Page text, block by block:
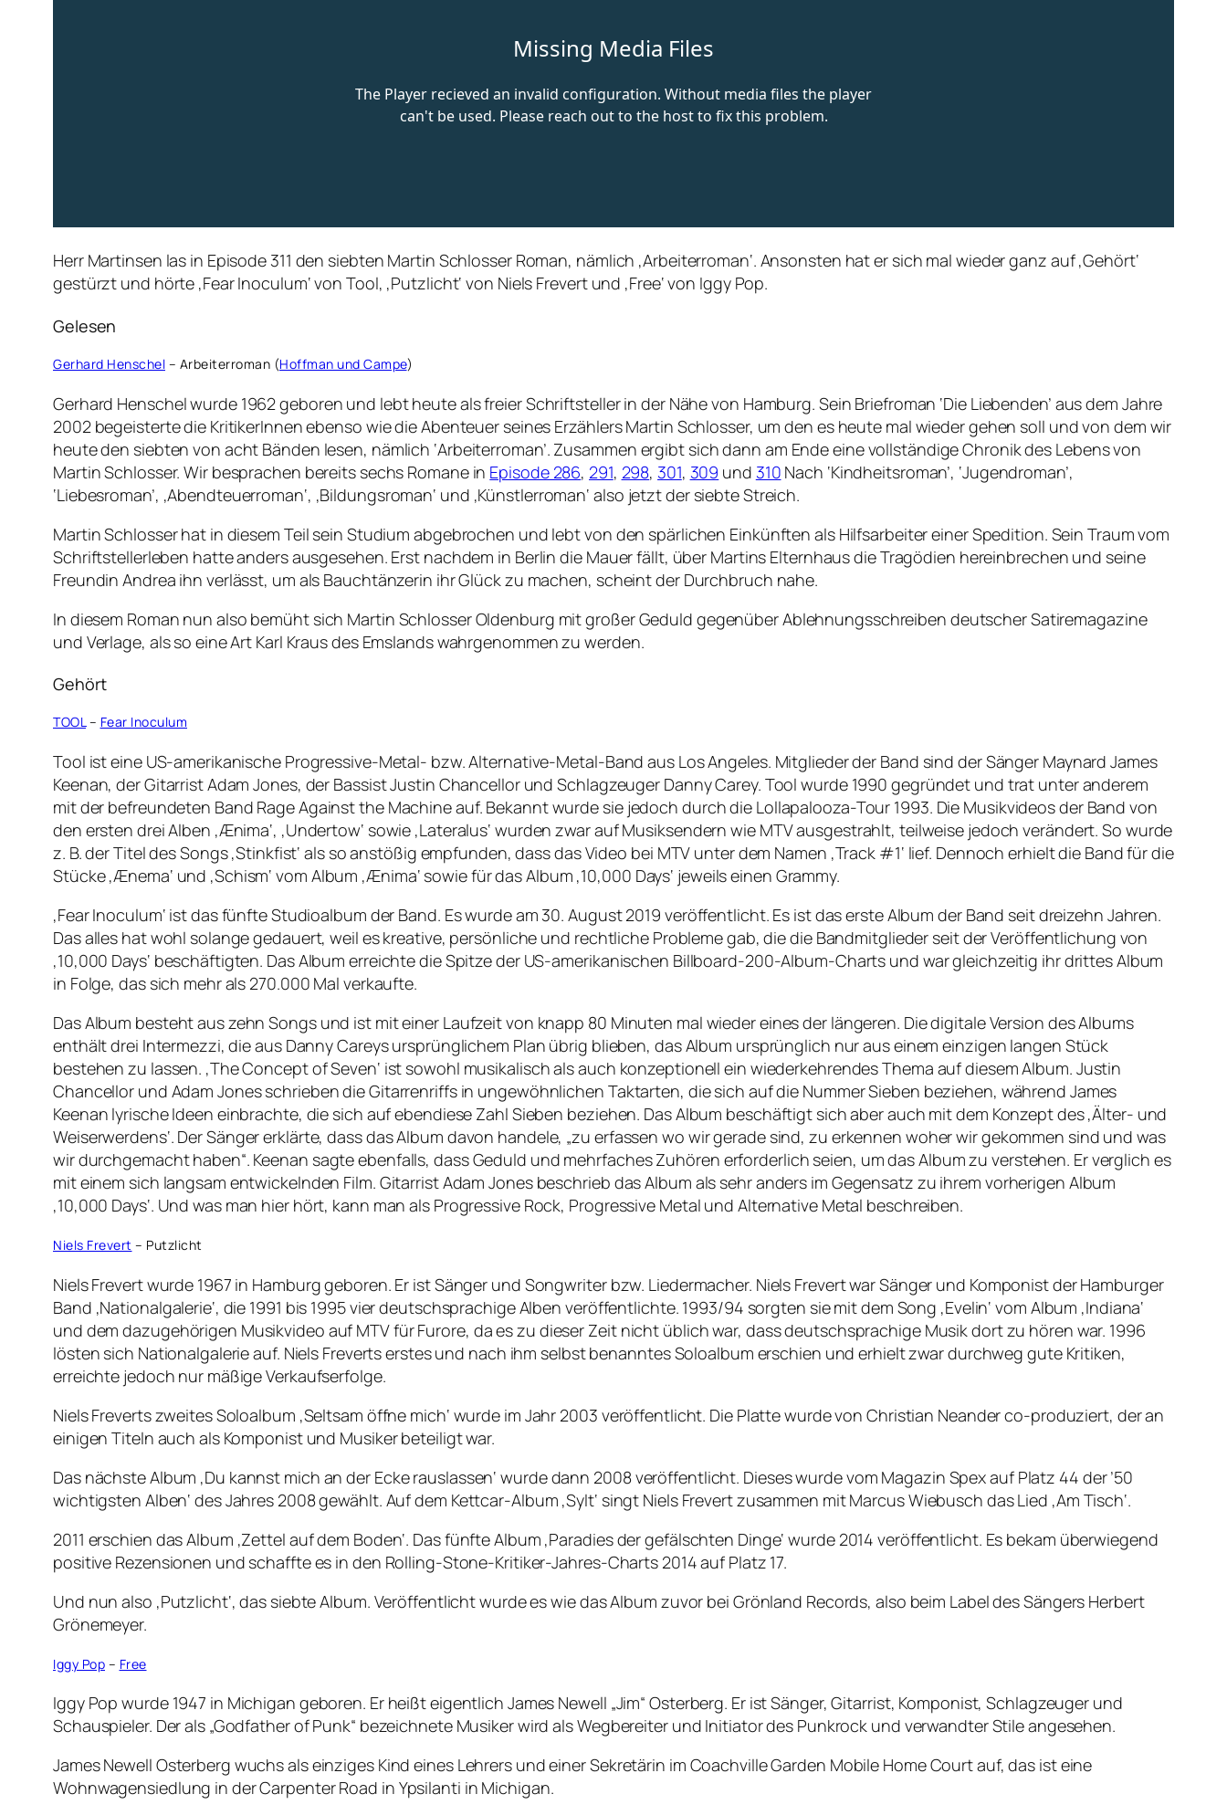
Herr Martinsen las in Episode 311 den siebten Martin Schlosser Roman, nämlich ‚Arbeiterroman‘. Ansonsten hat er sich mal wieder ganz auf ‚Gehört‘
gestürzt und hörte ‚Fear Inoculum‘ von Tool, ‚Putzlicht‘ von Niels Frevert und ‚Free‘ von Iggy Pop.
Gelesen
Gerhard Henschel – Arbeiterroman (Hoffman und Campe)
Gerhard Henschel wurde 1962 geboren und lebt heute als freier Schriftsteller in der Nähe von Hamburg. Sein Briefroman ‘Die Liebenden’ aus dem Jahre
2002 begeisterte die KritikerInnen ebenso wie die Abenteuer seines Erzählers Martin Schlosser, um den es heute mal wieder gehen soll und von dem wir
heute den siebten von acht Bänden lesen, nämlich ‘Arbeiterroman’. Zusammen ergibt sich dann am Ende eine vollständige Chronik des Lebens von
Martin Schlosser. Wir besprachen bereits sechs Romane in Episode 286, 291, 298,301, 309 und 310 Nach ‘Kindheitsroman’, ‘Jugendroman’,
‘Liebesroman’, ‚Abendteuerroman‘, ‚Bildungsroman‘ und ‚Künstlerroman‘ also jetzt der siebte Streich.
Martin Schlosser hat in diesem Teil sein Studium abgebrochen und lebt von den spärlichen Einkünften als Hilfsarbeiter einer Spedition. Sein Traum vom
Schriftstellerleben hatte anders ausgesehen. Erst nachdem in Berlin die Mauer fällt, über Martins Elternhaus die Tragödien hereinbrechen und seine
Freundin Andrea ihn verlässt, um als Bauchtänzerin ihr Glück zu machen, scheint der Durchbruch nahe.
In diesem Roman nun also bemüht sich Martin Schlosser Oldenburg mit großer Geduld gegenüber Ablehnungsschreiben deutscher Satiremagazine
und Verlage, als so eine Art Karl Kraus des Emslands wahrgenommen zu werden.
Gehört
TOOL– Fear Inoculum
Tool ist eine US-amerikanische Progressive-Metal- bzw. Alternative-Metal-Band aus Los Angeles. Mitglieder der Band sind der Sänger Maynard James
Keenan, der Gitarrist Adam Jones, der Bassist Justin Chancellor und Schlagzeuger Danny Carey. Tool wurde 1990 gegründet und trat unter anderem
mit der befreundeten Band Rage Against the Machine auf. Bekannt wurde sie jedoch durch die Lollapalooza-Tour 1993. Die Musikvideos der Band von
den ersten drei Alben ‚Ænima‘, ‚Undertow‘ sowie ‚Lateralus‘ wurden zwar auf Musiksendern wie MTV ausgestrahlt, teilweise jedoch verändert. So wurde
z. B. der Titel des Songs ‚Stinkfist‘ als so anstößig empfunden, dass das Video bei MTV unter dem Namen ‚Track #1‘ lief. Dennoch erhielt die Band für die
Stücke ‚Ænema‘ und ‚Schism‘ vom Album ‚Ænima‘ sowie für das Album ‚10,000 Days‘ jeweils einen Grammy.
‚Fear Inoculum‘ ist das fünfte Studioalbum der Band. Es wurde am 30. August 2019 veröffentlicht. Es ist das erste Album der Band seit dreizehn Jahren.
Das alles hat wohl solange gedauert, weil es kreative, persönliche und rechtliche Probleme gab, die die Bandmitglieder seit der Veröffentlichung von
‚10,000 Days‘ beschäftigten. Das Album erreichte die Spitze der US-amerikanischen Billboard-200-Album-Charts und war gleichzeitig ihr drittes Album
in Folge, das sich mehr als 270.000 Mal verkaufte.
Das Album besteht aus zehn Songs und ist mit einer Laufzeit von knapp 80 Minuten mal wieder eines der längeren. Die digitale Version des Albums
enthält drei Intermezzi, die aus Danny Careys ursprünglichem Plan übrig blieben, das Album ursprünglich nur aus einem einzigen langen Stück
bestehen zu lassen. ‚The Concept of Seven‘ ist sowohl musikalisch als auch konzeptionell ein wiederkehrendes Thema auf diesem Album. Justin
Chancellor und Adam Jones schrieben die Gitarrenriffs in ungewöhnlichen Taktarten, die sich auf die Nummer Sieben beziehen, während James
Keenan lyrische Ideen einbrachte, die sich auf ebendiese Zahl Sieben beziehen. Das Album beschäftigt sich aber auch mit dem Konzept des ‚Älter- und
Weiserwerdens‘. Der Sänger erklärte, dass das Album davon handele, „zu erfassen wo wir gerade sind, zu erkennen woher wir gekommen sind und was
wir durchgemacht haben“. Keenan sagte ebenfalls, dass Geduld und mehrfaches Zuhören erforderlich seien, um das Album zu verstehen. Er verglich es
mit einem sich langsam entwickelnden Film. Gitarrist Adam Jones beschrieb das Album als sehr anders im Gegensatz zu ihrem vorherigen Album
‚10,000 Days‘. Und was man hier hört, kann man als Progressive Rock, Progressive Metal und Alternative Metal beschreiben.
Niels Frevert – Putzlicht
Niels Frevert wurde 1967 in Hamburg geboren. Er ist Sänger und Songwriter bzw. Liedermacher. Niels Frevert war Sänger und Komponist der Hamburger
Band ‚Nationalgalerie‘, die 1991 bis 1995 vier deutschsprachige Alben veröffentlichte. 1993/94 sorgten sie mit dem Song ‚Evelin‘ vom Album ‚Indiana‘
und dem dazugehörigen Musikvideo auf MTV für Furore, da es zu dieser Zeit nicht üblich war, dass deutschsprachige Musik dort zu hören war. 1996
lösten sich Nationalgalerie auf. Niels Freverts erstes und nach ihm selbst benanntes Soloalbum erschien und erhielt zwar durchweg gute Kritiken,
erreichte jedoch nur mäßige Verkaufserfolge.
Niels Freverts zweites Soloalbum ‚Seltsam öffne mich‘ wurde im Jahr 2003 veröffentlicht. Die Platte wurde von Christian Neander co-produziert, der an
einigen Titeln auch als Komponist und Musiker beteiligt war.
Das nächste Album ‚Du kannst mich an der Ecke rauslassen‘ wurde dann 2008 veröffentlicht. Dieses wurde vom Magazin Spex auf Platz 44 der ’50
wichtigsten Alben‘ des Jahres 2008 gewählt. Auf dem Kettcar-Album ‚Sylt‘ singt Niels Frevert zusammen mit Marcus Wiebusch das Lied ‚Am Tisch‘.
2011 erschien das Album ‚Zettel auf dem Boden‘. Das fünfte Album ‚Paradies der gefälschten Dinge‘ wurde 2014 veröffentlicht. Es bekam überwiegend
positive Rezensionen und schaffte es in den Rolling-Stone-Kritiker-Jahres-Charts 2014 auf Platz 17.
Und nun also ‚Putzlicht‘, das siebte Album. Veröffentlicht wurde es wie das Album zuvor bei Grönland Records, also beim Label des Sängers Herbert
Grönemeyer.
Iggy Pop – Free
Iggy Pop wurde 1947 in Michigan geboren. Er heißt eigentlich James Newell „Jim“ Osterberg. Er ist Sänger, Gitarrist, Komponist, Schlagzeuger und
Schauspieler. Der als „Godfather of Punk“ bezeichnete Musiker wird als Wegbereiter und Initiator des Punkrock und verwandter Stile angesehen.
James Newell Osterberg wuchs als einziges Kind eines Lehrers und einer Sekretärin im Coachville Garden Mobile Home Court auf, das ist eine
Wohnwagensiedlung in der Carpenter Road in Ypsilanti in Michigan.